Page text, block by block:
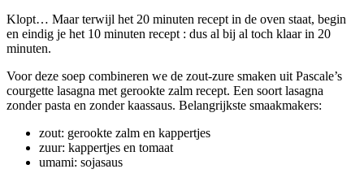
Klopt… Maar terwijl het 20 minuten recept in de oven staat, begin
en eindig je het 10 minuten recept : dus al bij al toch klaar in 20
minuten.
Voor deze soep combineren we de zout-zure smaken uit Pascale’s
courgette lasagna met gerookte zalm recept. Een soort lasagna
zonder pasta en zonder kaassaus. Belangrijkste smaakmakers:
zout: gerookte zalm en kappertjes
zuur: kappertjes en tomaat
umami: sojasaus